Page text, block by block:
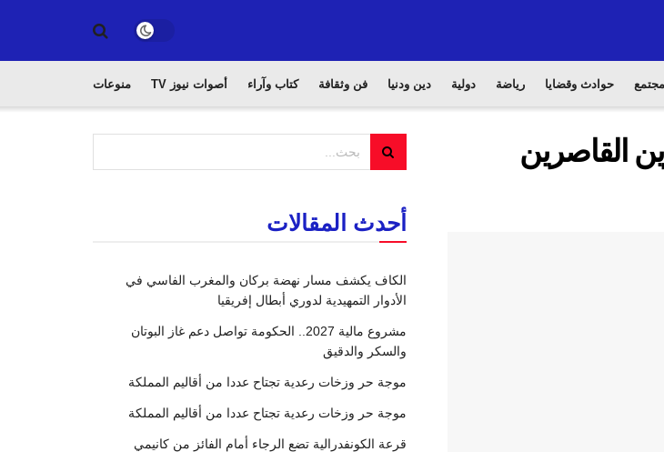
مجتمع حوادث وقضايا رياضة دولية دين ودنيا فن وثقافة كتاب وآراء أصوات نيوز TV منوعات
القاصرين
أحدث المقالات
الكاف يكشف مسار نهضة بركان والمغرب الفاسي في
الأدوار التمهيدية لدوري أبطال إفريقيا
مشروع مالية 2027.. الحكومة تواصل دعم غاز البوتان
والسكر والدقيق
موجة حر وزخات رعدية تجتاح عددا من أقاليم المملكة
موجة حر وزخات رعدية تجتاح عددا من أقاليم المملكة
قرعة الكونفدرالية تضع الرجاء أمام الفائز من كانيمي